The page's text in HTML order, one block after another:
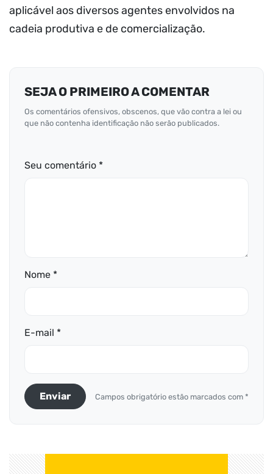
aplicável aos diversos agentes envolvidos na
cadeia produtiva e de comercialização.
SEJA O PRIMEIRO A COMENTAR
Os comentários ofensivos, obscenos, que vão contra a lei ou
que não contenha identificação não serão publicados.
Seu comentário *
Nome *
E-mail *
Enviar Campos obrigatório estão marcados com *